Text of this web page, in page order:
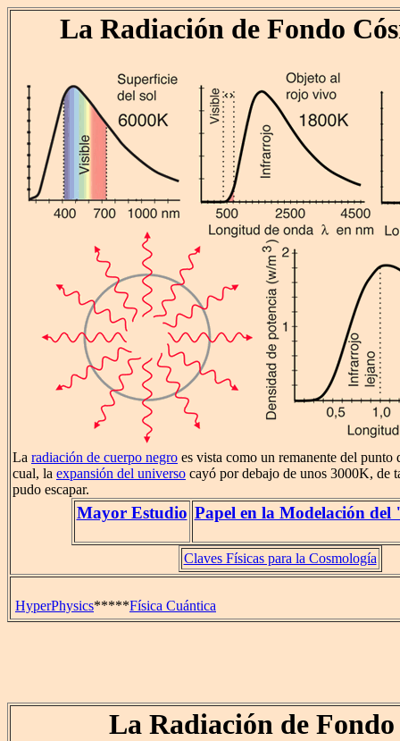
La Radiación de Fondo
La radiación de cuerpo negro es vista como un remanente del punto
cual, la expansión del universo cayó por debajo de unos 3000K, de
pudo escapar.
Mayor Estudio Papel en la Modelación
Claves Físicas para la Cosmología
HyperPhysics*****Física Cuántica
La Radiación de